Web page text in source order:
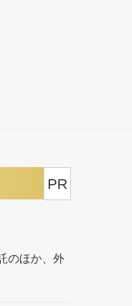
PR
のほか、外